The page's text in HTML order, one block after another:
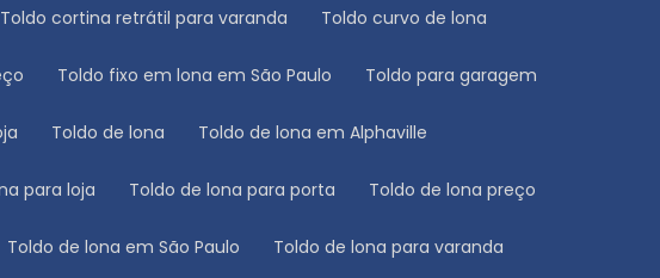
Toldo cortina retrátil para varanda Toldo curvo de lona
Toldo fixo em lona em São Paulo Toldo para garagem
Toldo de lona Toldo de lona em Alphaville
para loja Toldo de lona para porta Toldo de lona preço
Toldo de lona em São Paulo Toldo de lona para varanda